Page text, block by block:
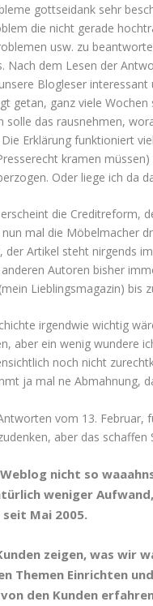
gottseidank sehr
die nicht gerade
usw. zu
Nach dem Lesen der
Blogleser
getan, ganz viele
solle das rausnehmen,
Erklärung funktioniert
kramen
Oder liege ich da
die Creditreform,
mal die Möbelmacher
der Artikel steht nirgends
Autoren bisher
(mein Lieblingsmagazin) bis
irgendwie wichtig
aber ein wenig wundere
noch nicht
ja mal ne Abmahnung,
vom 13. Februar,
aber das schaffen
nicht so
weniger
seit Mai 2005.
zeigen, was wir
Themen Einrichten
den Kunden